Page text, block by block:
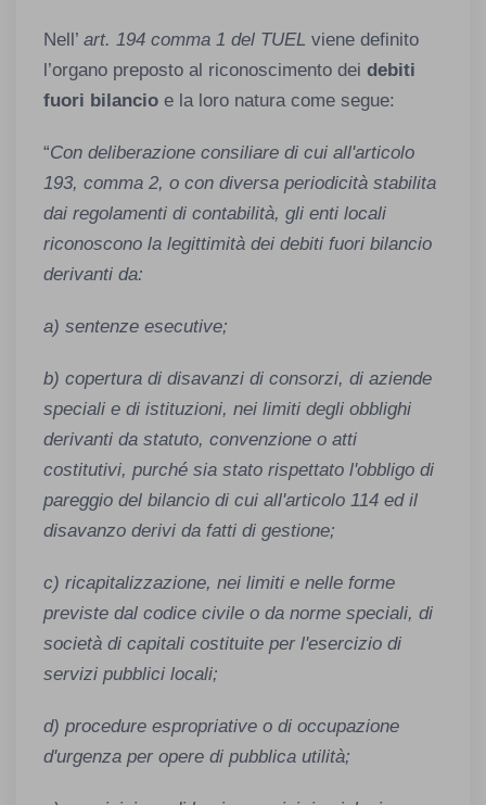
Nell’ art. 194 comma 1 del TUEL viene definito
l’organo preposto al riconoscimento dei debiti
fuori bilancio e la loro natura come segue:
“Con deliberazione consiliare di cui all'articolo
193, comma 2, o con diversa periodicità stabilita
dai regolamenti di contabilità, gli enti locali
riconoscono la legittimità dei debiti fuori bilancio
derivanti da:
a) sentenze esecutive;
b) copertura di disavanzi di consorzi, di aziende
speciali e di istituzioni, nei limiti degli obblighi
derivanti da statuto, convenzione o atti
costitutivi, purché sia stato rispettato l'obbligo di
pareggio del bilancio di cui all'articolo 114 ed il
disavanzo derivi da fatti di gestione;
c) ricapitalizzazione, nei limiti e nelle forme
previste dal codice civile o da norme speciali, di
società di capitali costituite per l'esercizio di
servizi pubblici locali;
d) procedure espropriative o di occupazione
d'urgenza per opere di pubblica utilità;